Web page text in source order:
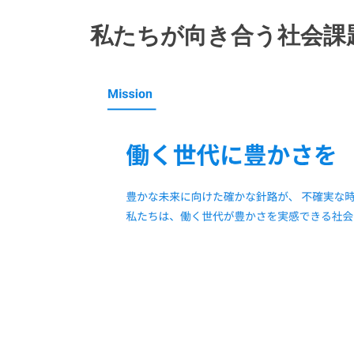
私たちが向き合う社会課